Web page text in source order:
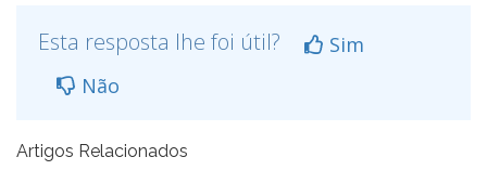
Esta resposta lhe foi útil?
Sim
Não
Artigos Relacionados